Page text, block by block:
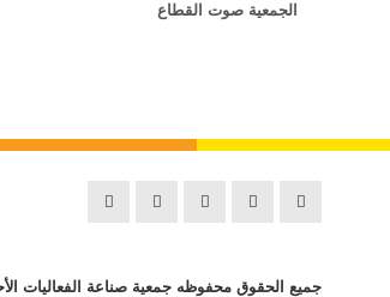
الجمعية صوت القطاع
جميع الحقوق محفوظه جمعية صناعة الفعاليات